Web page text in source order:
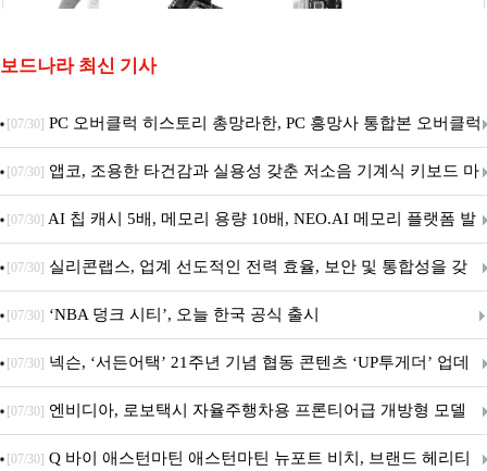
보드나라 최신 기사
[07/30] PC 오버클럭 히스토리 총망라한, PC 흥망사 통합본 오버클럭
특집(1-4편)
[07/30] 앱코, 조용한 타건감과 실용성 갖춘 저소음 기계식 키보드 마
우스 세트 'KM580' 출시
[07/30] AI 칩 캐시 5배, 메모리 용량 10배, NEO.AI 메모리 플랫폼 발
표
[07/30] 실리콘랩스, 업계 선도적인 전력 효율, 보안 및 통합성을 갖
춘 초저전력 블루투스 LE SoC ‘BG2B’ 공개
[07/30] ‘NBA 덩크 시티’, 오늘 한국 공식 출시
[07/30] 넥슨, ‘서든어택’ 21주년 기념 협동 콘텐츠 ‘UP투게더’ 업데
이트
[07/30] 엔비디아, 로보택시 자율주행차용 프론티어급 개방형 모델
‘알파마요 2 슈퍼’ 상업적 이용 가능
[07/30] Q 바이 애스턴마틴 애스턴마틴 뉴포트 비치, 브랜드 헤리티